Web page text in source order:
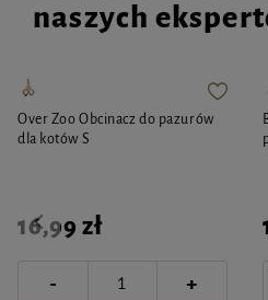
naszych
Over Zoo Obcinacz do pazurów
dla kotów S
16,99 zł
- +